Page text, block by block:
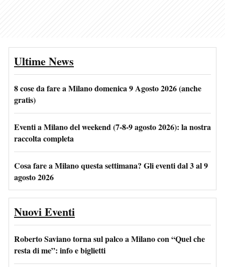
Ultime News
8 cose da fare a Milano domenica 9 Agosto 2026 (anche
gratis)
Eventi a Milano del weekend (7-8-9 agosto 2026): la nostra
raccolta completa
Cosa fare a Milano questa settimana? Gli eventi dal 3 al 9
agosto 2026
Nuovi Eventi
Roberto Saviano torna sul palco a Milano con “Quel che
resta di me”: info e biglietti